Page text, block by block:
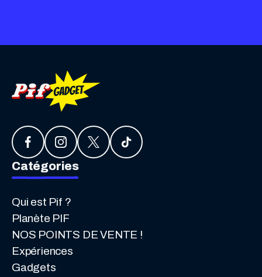
Catégories
Qui est Pif ?
Planète PIF
NOS POINTS DE VENTE !
Expériences
Gadgets